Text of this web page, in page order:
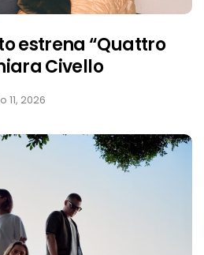
estrena “Quattro
Civello
11, 2026